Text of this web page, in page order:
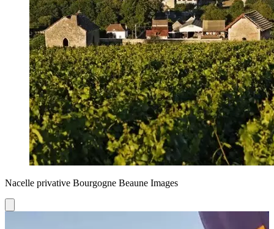
Nacelle privative Bourgogne Beaune Images